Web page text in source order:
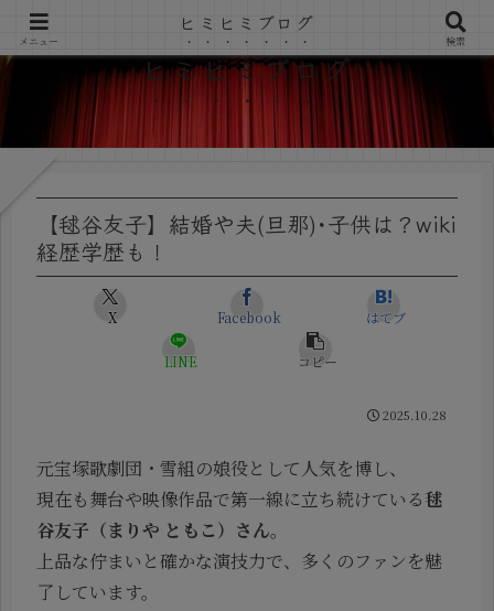
ヒミヒミブログ
【毬谷友子】結婚や夫(旦那)･子供は？wiki
経歴学歴も！
X Facebook はてブ
LINE コピー
2025.10.28
元宝塚歌劇団・雪組の娘役として人気を博し、
現在も舞台や映像作品で第一線に立ち続けている毬
谷友子（まりや ともこ）さん。
上品な佇まいと確かな演技力で、多くのファンを魅
了しています。
メニュー
ヒミヒミブログ
検索